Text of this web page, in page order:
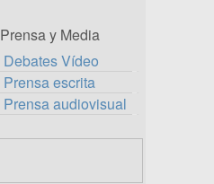
Prensa y Media
Debates Vídeo
Prensa escrita
Prensa audiovisual